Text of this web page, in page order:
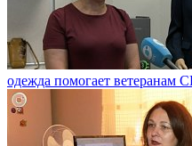
одежда помогает ветеранам